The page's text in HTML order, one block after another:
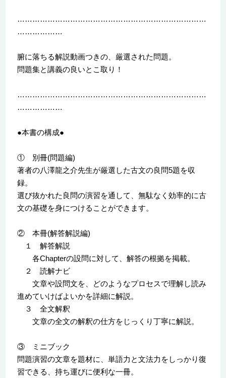
…………………………………………………………………
………………
腑に落ちる解説動画つきの、厳選された問題。
問題集と講義の良いとこ取り！
…………………………………………………………………
………………
●本書の構成●
① 別冊(問題編)
著者の八澤龍之介先生が厳選した古文の良問5題を収
録。
選び抜かれた良問の演習を通して、無駄なく効率的に古
文の基礎を身につけることができます。
② 本冊(解答解説編)
１ 解答解説
各Chapterの設問に対して、解答の根拠を掲載。
２ 読解ナビ
文章や設問文を、どのようなプロセスで理解し読み
進めていけばよいかを詳細に解説。
３ 全文解釈
文章の全文の解釈の仕方をじっくり丁寧に解説。
③ ミニブック
問題演習の文章を題材に、単語力と文法力をしっかり復
習できる、持ち運びに便利な一冊。